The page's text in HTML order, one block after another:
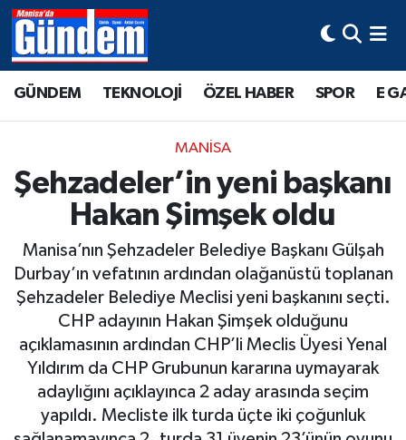
GÜNDEM TEKNOLOJİ ÖZEL HABER SPOR E
MANİSA
Şehzadeler’in yeni başkanı
Hakan Şimşek oldu
Manisa’nın Şehzadeler Belediye Başkanı Gülşah
Durbay’ın vefatının ardından olağanüstü toplanan
Şehzadeler Belediye Meclisi yeni başkanını seçti.
CHP adayının Hakan Şimşek olduğunu
açıklamasının ardından CHP’li Meclis Üyesi Yenal
Yıldırım da CHP Grubunun kararına uymayarak
adaylığını açıklayınca 2 aday arasında seçim
yapıldı. Mecliste ilk turda üçte iki çoğunluk
Manisa Hava Durumu
Tüm Manşetler
Son Dakika Haberleri
Haber Arşivi